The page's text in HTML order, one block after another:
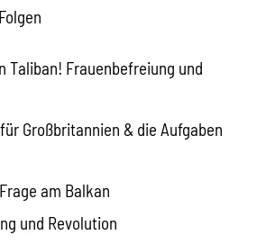
Taliban! Frauenbefreiung und
Großbritannien & die Aufgaben
am Balkan
und Revolution